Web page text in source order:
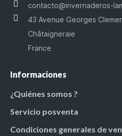
contacto@invernaderos-
43 Avenue Georges
Châtaigneraie
France
Informaciones
¿Quiénes somos ?
Servicio posventa
Condiciones generales de